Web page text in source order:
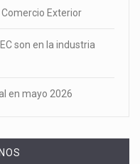
Exterior
son en la industria
en mayo 2026